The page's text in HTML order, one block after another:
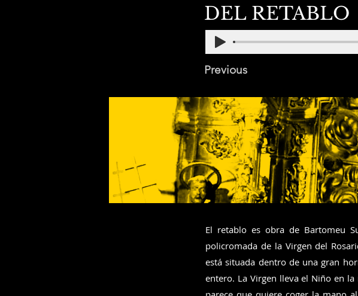
DEL RETABLO
Previous
El retablo es obra de Bartomeu
policromada de la Virgen del
está situada dentro de una gran
entero. La Virgen lleva el Niño en